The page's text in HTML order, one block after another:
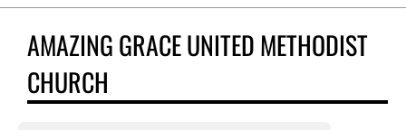
AMAZING GRACE UNITED METHODIST
CHURCH